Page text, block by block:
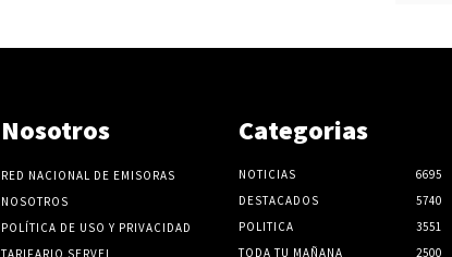
Nosotros
RED NACIONAL DE EMISORAS
NOSOTROS
POLÍTICA DE USO Y PRIVACIDAD
TARIFARIO SERVEL
Categorias
NOTICIAS
6695
DESTACADOS
5740
POLITICA
3551
TODA TU MAÑANA
2500